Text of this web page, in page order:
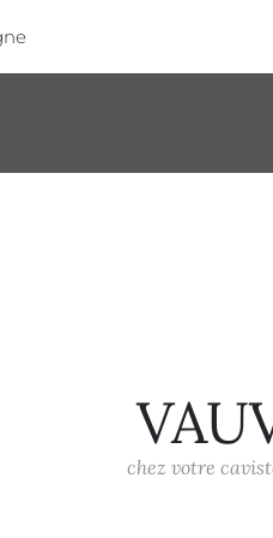
chez votre